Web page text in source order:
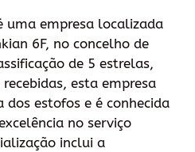
uma empresa localizada
6F, no concelho de
de 5 estrelas,
esta empresa
dos estofos e é conhecida
no serviço
inclui a